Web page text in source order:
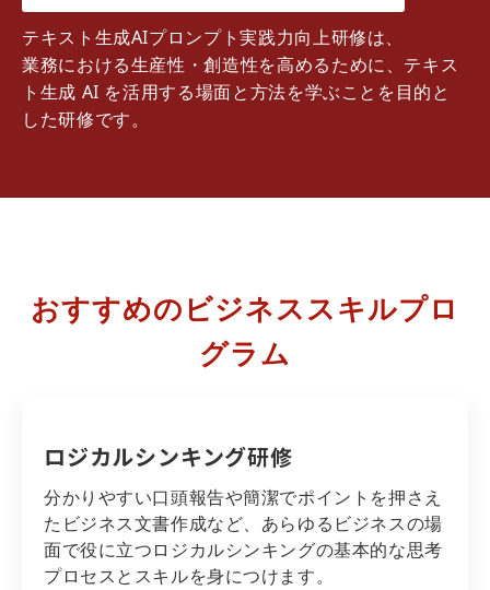
テキスト生成AIプロンプト実践力向上研修は、
業務における生産性・創造性を高めるために、テキス
ト生成 AI を活用する場面と方法を学ぶことを目的と
した研修です。
おすすめのビジネススキルプロ
グラム
ロジカルシンキング研修
分かりやすい口頭報告や簡潔でポイントを押さえ
たビジネス文書作成など、あらゆるビジネスの場
面で役に立つロジカルシンキングの基本的な思考
プロセスとスキルを身につけます。